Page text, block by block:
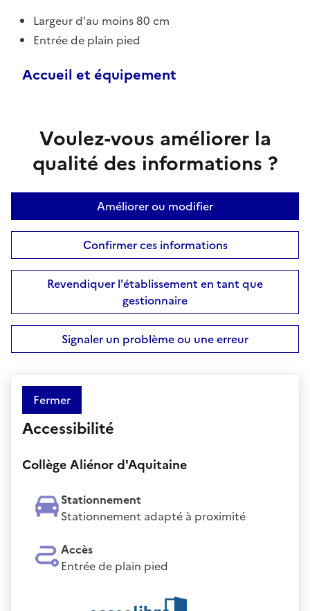
Largeur d'au moins 80 cm
Entrée de plain pied
Accueil et équipement
Voulez-vous améliorer la
qualité des informations ?
Améliorer ou modifier
Confirmer ces informations
Revendiquer l'établissement en tant que
gestionnaire
Signaler un problème ou une erreur
Fermer
Accessibilité
Collège Aliénor d'Aquitaine
Stationnement
Stationnement adapté à proximité
Accès
Entrée de plain pied